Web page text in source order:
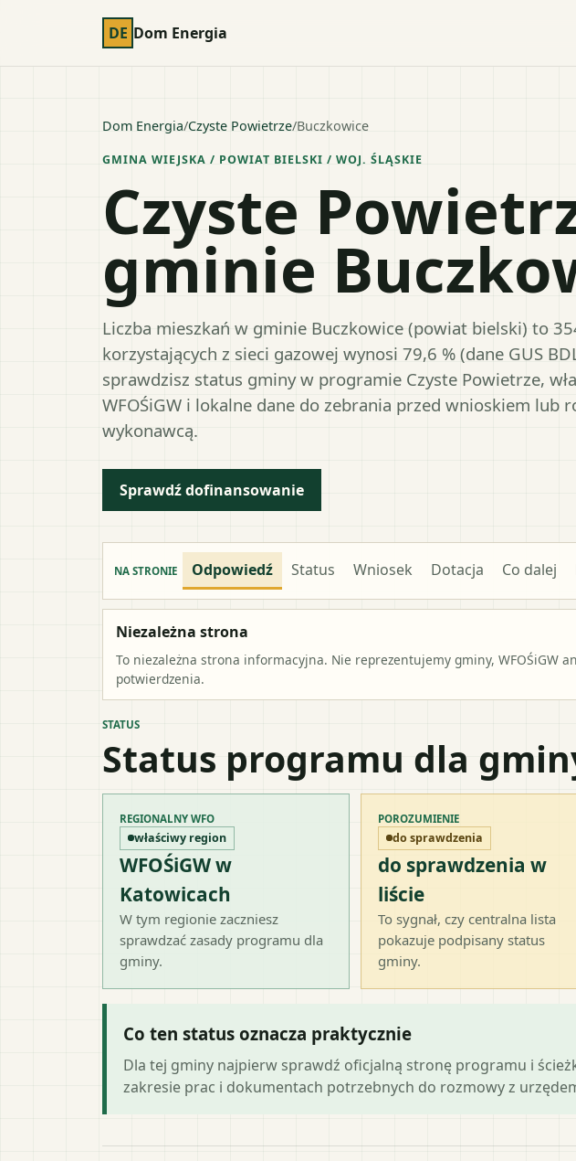
DE Dom Energia
Dom Energia/Czyste Powietrze/Buczkowice
GMINA WIEJSKA / POWIAT BIELSKI / WOJ. ŚLĄSKIE
Czyste
gminie
Liczba mieszkań w gminie Buczkowice (powiat bielski) to
korzystających z sieci gazowej wynosi 79,6 % (dane GUS
sprawdzisz status gminy w programie Czyste Powietrze,
WFOŚiGW i lokalne dane do zebrania przed wnioskiem lub
wykonawcą.
Sprawdź dofinansowanie
NA STRONIE Odpowiedź Status Wniosek Dotacja Co dalej
Niezależna strona
To niezależna strona informacyjna. Nie reprezentujemy gminy, WFOŚiGW
potwierdzenia.
STATUS
Status programu dla
REGIONALNY WFO
właściwy region
WFOŚiGW w
Katowicach
W tym regionie zaczniesz
sprawdzać zasady programu dla
gminy.
POROZUMIENIE
do sprawdzenia
do sprawdzenia w
liście
To sygnał, czy centralna lista
pokazuje podpisany status
gminy.
Co ten status oznacza praktycznie
Dla tej gminy najpierw sprawdź oficjalną stronę programu i
zakresie prac i dokumentach potrzebnych do rozmowy z